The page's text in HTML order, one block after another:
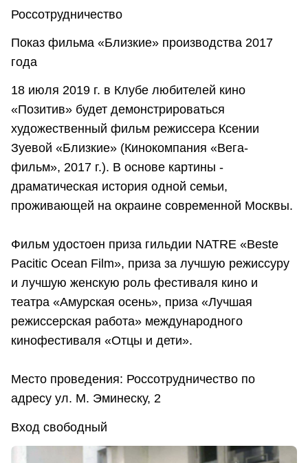
Россотрудничество
Показ фильма «Близкие» производства 2017
года
18 июля 2019 г. в Клубе любителей кино
«Позитив» будет демонстрироваться
художественный фильм режиссера Ксении
Зуевой «Близкие» (Кинокомпания «Вега-
фильм», 2017 г.). В основе картины -
драматическая история одной семьи,
проживающей на окраине современной Москвы.
Фильм удостоен приза гильдии NATRE «Bestе
Pacitic Ocean Film», приза за лучшую режиссуру
и лучшую женскую роль фестиваля кино и
театра «Амурская осень», приза «Лучшая
режиссерская работа» международного
кинофестиваля «Отцы и дети».
Место проведения: Россотрудничество по
адресу ул. М. Эминеску, 2
Вход свободный